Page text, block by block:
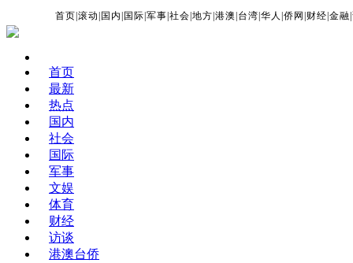
首页 |滚动 国内 国际 |军事 |社会 |地方 |港澳 台湾 |华人 |侨网 财经 |金融 |
首页
最新
热点
国内
社会
国际
军事
文娱
体育
财经
访谈
港澳台侨